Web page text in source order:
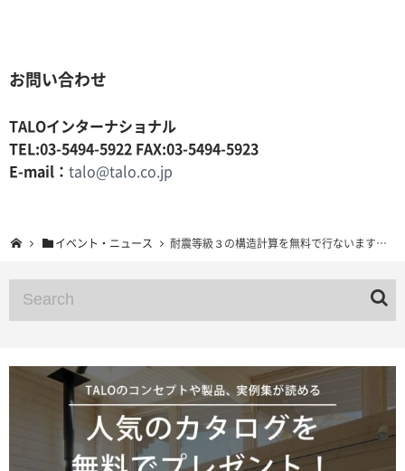
お問い合わせ
TALOインターナショナル
TEL:03-5494-5922 FAX:03-5494-5923
E-mail： talo@talo.co.jp
イベント・ニュース 耐震等級３の構造計算を無料で行ないます！ 先着30棟限定